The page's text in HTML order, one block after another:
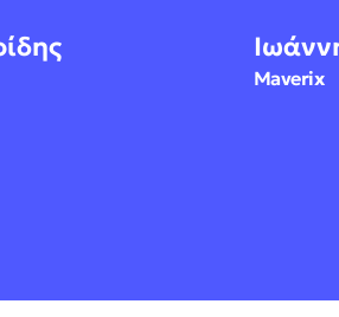
Ιωάννης
Maverix